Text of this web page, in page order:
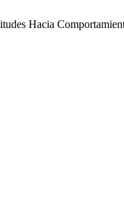
Hacia